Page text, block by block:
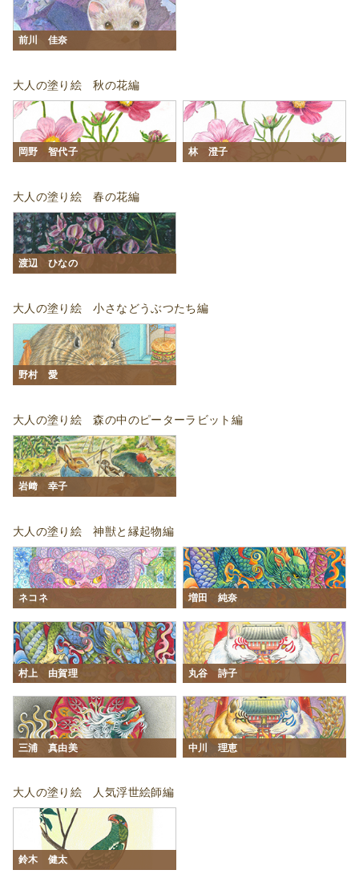
前川 佳奈
大人の塗り絵 秋の花編
岡野 智代子 林 澄子
大人の塗り絵 春の花編
渡辺 ひなの
大人の塗り絵 小さなどうぶつたち編
野村 愛
大人の塗り絵 森の中のピーターラビット編
岩﨑 幸子
大人の塗り絵 神獣と縁起物編
ネコネ 増田 純奈
村上 由賀理 丸谷 詩子
三浦 真由美 中川 理恵
大人の塗り絵 人気浮世絵師編
鈴木 健太